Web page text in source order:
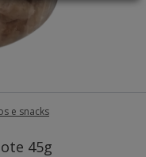
e snacks
45g